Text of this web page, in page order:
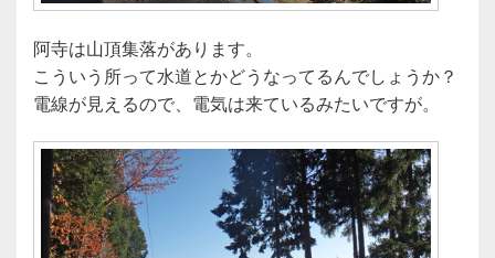
阿寺は山頂集落があります。
こういう所って水道とかどうなってるんでしょうか？
電線が見えるので、電気は来ているみたいですが。